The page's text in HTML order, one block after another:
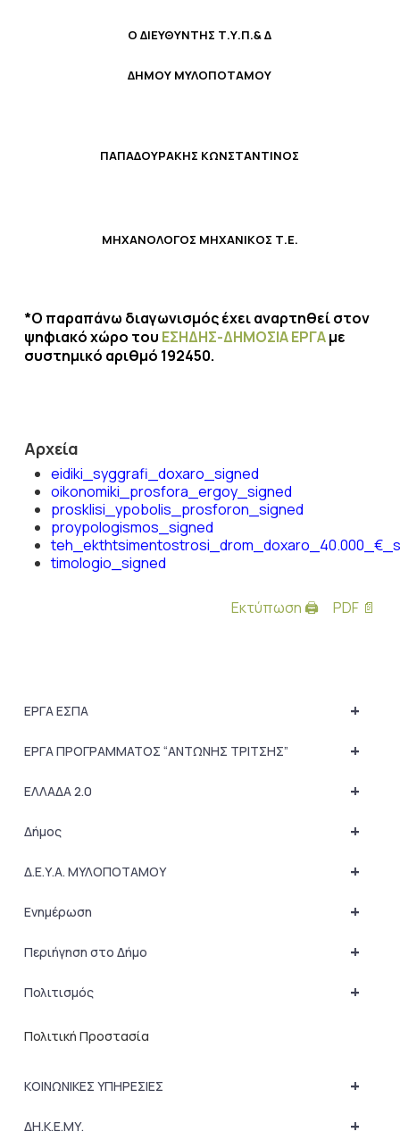
Ο ΔΙΕΥΘΥΝΤΗΣ Τ.Υ.Π.& Δ
ΔΗΜΟΥ ΜΥΛΟΠΟΤΑΜΟΥ
ΠΑΠΑΔΟΥΡΑΚΗΣ ΚΩΝΣΤΑΝΤΙΝΟΣ
ΜΗΧΑΝΟΛΟΓΟΣ ΜΗΧΑΝΙΚΟΣ Τ.Ε.
*Ο παραπάνω διαγωνισμός έχει αναρτηθεί στον
ψηφιακό χώρο του ΕΣΗΔΗΣ-ΔΗΜΟΣΙΑ ΕΡΓΑμε
συστημικό αριθμό 192450.
Αρχεία
eidiki_syggrafi_doxaro_signed
oikonomiki_prosfora_ergoy_signed
prosklisi_ypobolis_prosforon_signed
proypologismos_signed
timologio_signed
Εκτύπωση 🖨 PDF 📄
+
ΕΡΓΑ ΕΣΠΑ
+
ΕΡΓΑ ΠΡΟΓΡΑΜΜΑΤΟΣ “ΑΝΤΩΝΗΣ ΤΡΙΤΣΗΣ”
+
ΕΛΛΑΔΑ 2.0
+
Δήμος
+
Δ.Ε.Υ.Α. ΜΥΛΟΠΟΤΑΜΟΥ
+
Ενημέρωση
+
Περιήγηση στο Δήμο
+
Πολιτισμός
Πολιτική Προστασία
+
ΚΟΙΝΩΝΙΚΕΣ ΥΠΗΡΕΣΙΕΣ
+
ΔΗ.Κ.Ε.ΜΥ.